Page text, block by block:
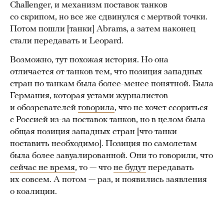
Challenger, и механизм поставок танков
со скрипом, но все же сдвинулся с мертвой точки.
Потом пошли [танки] Abrams, а затем наконец
стали передавать и Leopard.
Возможно, тут похожая история. Но она
отличается от танков тем, что позиция западных
стран по танкам была более-менее понятной. Была
Германия, которая устами журналистов
и обозревателей говорила, что не хочет ссориться
с Россией из-за поставок танков, но в целом была
общая позиция западных стран [что танки
поставить необходимо]. Позиция по самолетам
была более завуалированной. Они то говорили, что
сейчас не время, то — что не будут передавать
их совсем. А потом — раз, и появились заявления
о коалиции.